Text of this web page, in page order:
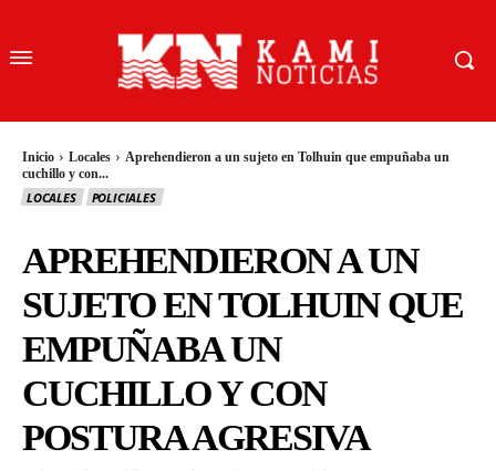
Inicio Locales
Aprehendieron a un sujeto en Tolhuin que empuñaba un
cuchillo y con...
LOCALES POLICIALES
APREHENDIERON A UN
SUJETO EN TOLHUIN QUE
EMPUÑABA UN
CUCHILLO Y CON
POSTURA AGRESIVA